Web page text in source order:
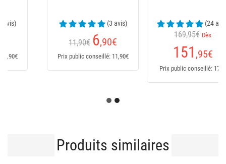
(24 avis)
151,95€
Prix public conseillé: 170€
235
Prix public conseillé: 235€
Produits similaires